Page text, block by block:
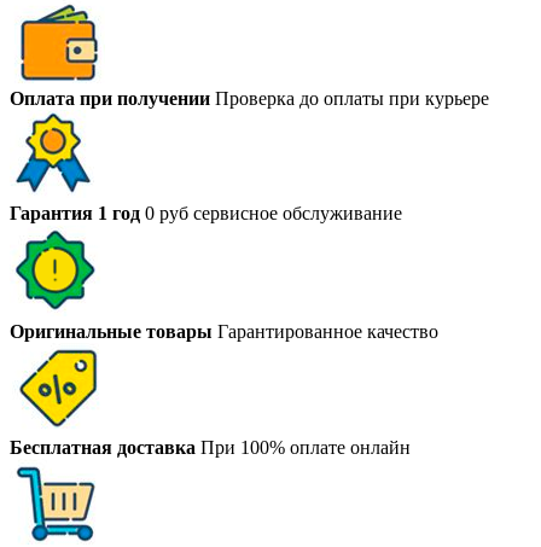
Оплата при получении Проверка до оплаты при курьере
Гарантия 1 год 0 руб сервисное обслуживание
Оригинальные товары Гарантированное качество
Бесплатная доставка При 100% оплате онлайн